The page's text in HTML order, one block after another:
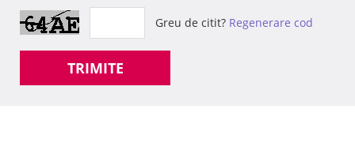
Greu de citit? Regenerare cod
TRIMITE